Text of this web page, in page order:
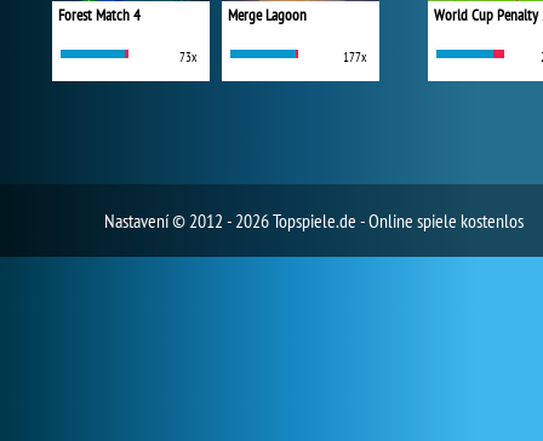
Forest Match 4
73x
Merge Lagoon
177x
World Cup
Nastavení© 2012 - 2026 Topspiele.de - Online spiele kostenlos